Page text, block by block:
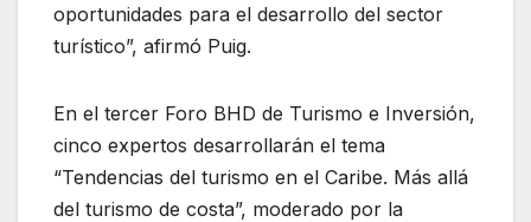
oportunidades para el desarrollo del sector
turístico”, afirmó Puig.
En el tercer Foro BHD de Turismo e Inversión,
cinco expertos desarrollarán el tema
“Tendencias del turismo en el Caribe. Más allá
del turismo de costa”, moderado por la